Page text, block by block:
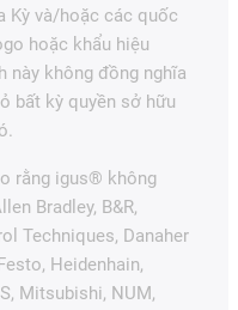
Kỳ và/hoặc các quốc
hoặc khẩu hiệu
này không đồng nghĩa
bất kỳ quyền sở hữu
rằng igus® không
Bradley, B&R,
Techniques, Danaher
Heidenhain,
Mitsubishi, NUM,